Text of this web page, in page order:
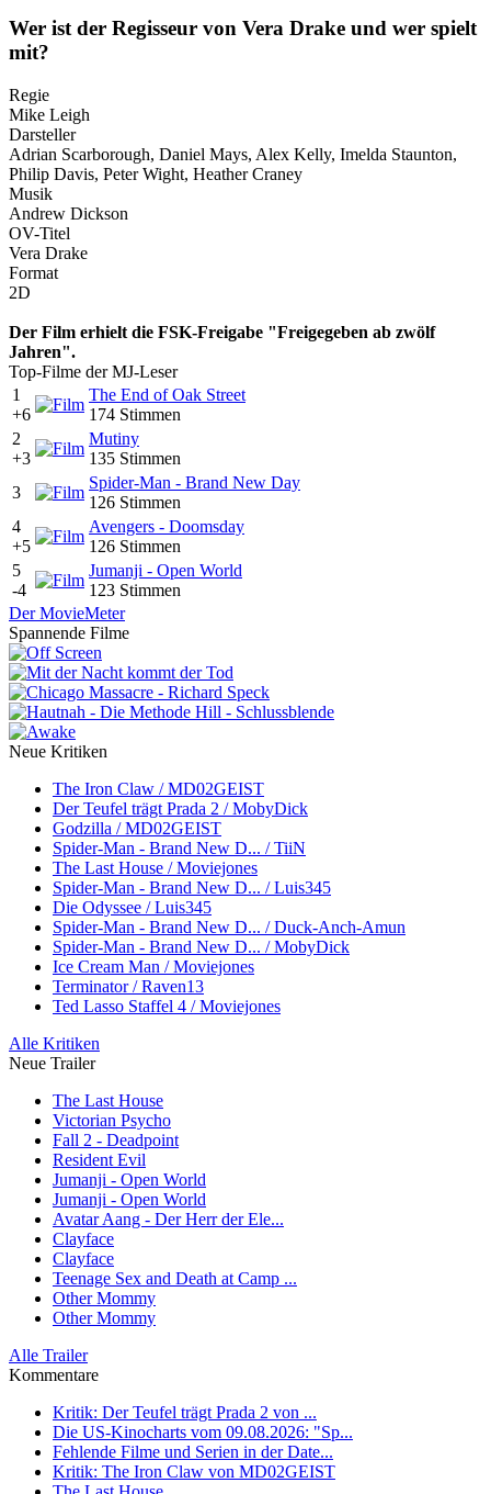
Wer ist der Regisseur von Vera Drake und wer spielt
mit?
Regie
Mike Leigh
Darsteller
Adrian Scarborough, Daniel Mays, Alex Kelly, Imelda Staunton,
Philip Davis, Peter Wight, Heather Craney
Musik
Andrew Dickson
OV-Titel
Vera Drake
Format
2D
Der Film erhielt die FSK-Freigabe "Freigegeben ab zwölf
Jahren".
Top-Filme der MJ-Leser
1
+6
The End of Oak Street
174 Stimmen
2
+3
Mutiny
135 Stimmen
3
Spider-Man - Brand New Day
126 Stimmen
4
+5
Avengers - Doomsday
126 Stimmen
5
-4
Jumanji - Open World
123 Stimmen
Der MovieMeter
Spannende Filme
Neue Kritiken
The Iron Claw / MD02GEIST
Der Teufel trägt Prada 2 / MobyDick
Godzilla / MD02GEIST
Spider-Man - Brand New D... / TiiN
The Last House / Moviejones
Spider-Man - Brand New D... / Luis345
Die Odyssee / Luis345
Spider-Man - Brand New D... / Duck-Anch-Amun
Spider-Man - Brand New D... / MobyDick
Ice Cream Man / Moviejones
Terminator / Raven13
Ted Lasso Staffel 4 / Moviejones
Alle Kritiken
Neue Trailer
The Last House
Victorian Psycho
Fall 2 - Deadpoint
Resident Evil
Jumanji - Open World
Jumanji - Open World
Avatar Aang - Der Herr der Ele...
Clayface
Clayface
Teenage Sex and Death at Camp ...
Other Mommy
Other Mommy
Alle Trailer
Kommentare
Kritik: Der Teufel trägt Prada 2 von ...
Die US-Kinocharts vom 09.08.2026: "Sp...
Fehlende Filme und Serien in der Date...
Kritik: The Iron Claw von MD02GEIST